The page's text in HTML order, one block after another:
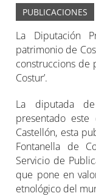
PUBLICACIONES
La Diputación
patrimonio de
construccions de
Costur’.
La diputada
presentado
Castellón, esta
Fontanella de
Servicio de
que pone en
etnológico del